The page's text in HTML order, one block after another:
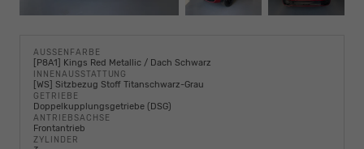
AUSSENFARBE
[P8A1] Kings Red Metallic / Dach Schwarz
INNENAUSSTATTUNG
[WS] Sitzbezug Stoff Titanschwarz-Grau
GETRIEBE
Doppelkupplungsgetriebe (DSG)
ANTRIEBSACHSE
Frontantrieb
ZYLINDER